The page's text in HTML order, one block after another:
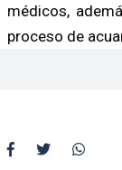
médicos,
proceso de